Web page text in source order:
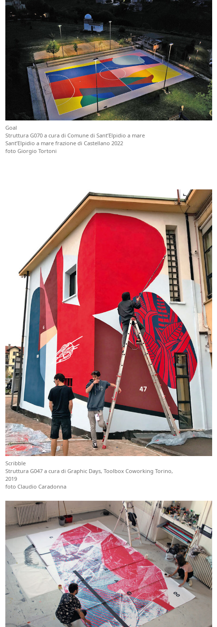
Goal
Struttura G070 a cura di Comune di Sant’Elpidio a mare
Sant’Elpidio a mare frazione di Castellano 2022
foto Giorgio Tortoni
Scribble
Struttura G047 a cura di Graphic Days, Toolbox Coworking Torino,
2019
foto Claudio Caradonna